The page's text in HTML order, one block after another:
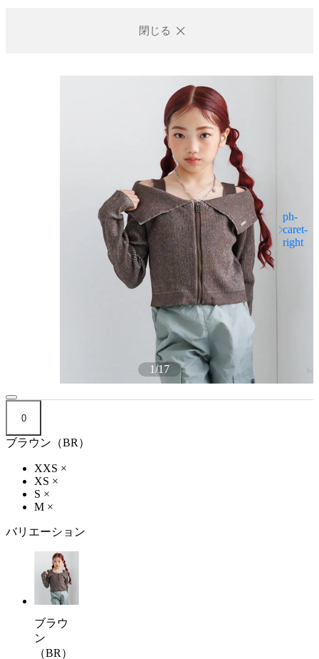
閉じる
1/17
0
ブラウン（BR）
XXS ×
XS ×
S ×
M ×
バリエーション
ブラウ
ン
（BR）